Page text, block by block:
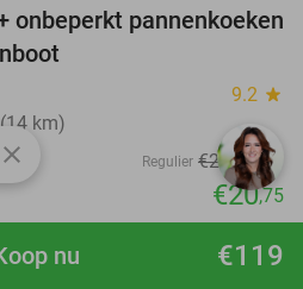
€119
nu
30%
onbeperkt pannenkoeken
9.2 star
km)
Regulier €29,50
€20,75
close